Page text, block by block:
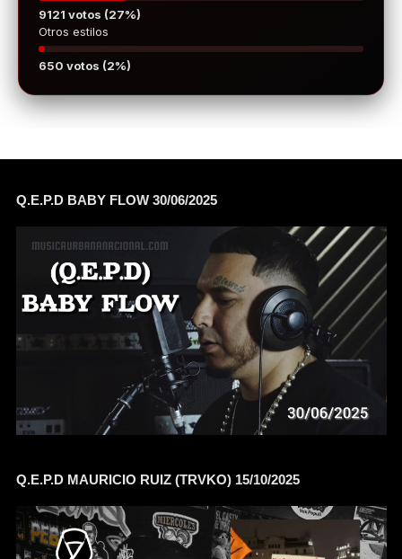
9121 votos (27%)
Otros estilos
650 votos (2%)
Q.E.P.D BABY FLOW 30/06/2025
Q.E.P.D MAURICIO RUIZ (TRVKO) 15/10/2025